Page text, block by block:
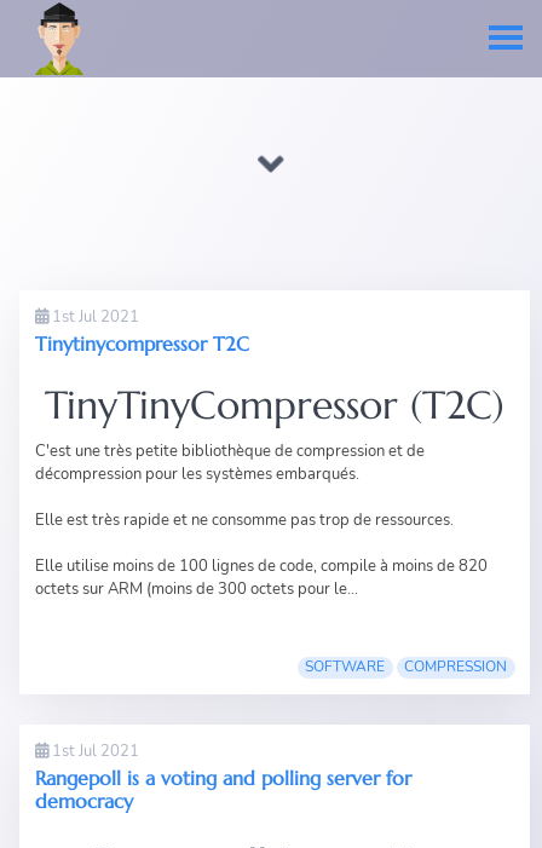
1st Jul 2021
Tinytinycompressor T2C
TinyTinyCompressor (T2C)
C'est une très petite bibliothèque de compression et de
décompression pour les systèmes embarqués.
Elle est très rapide et ne consomme pas trop de ressources.
Elle utilise moins de 100 lignes de code, compile à moins de 820
octets sur ARM (moins de 300 octets pour le...
SOFTWARE COMPRESSION
1st Jul 2021
Rangepoll is a voting and polling server for
democracy